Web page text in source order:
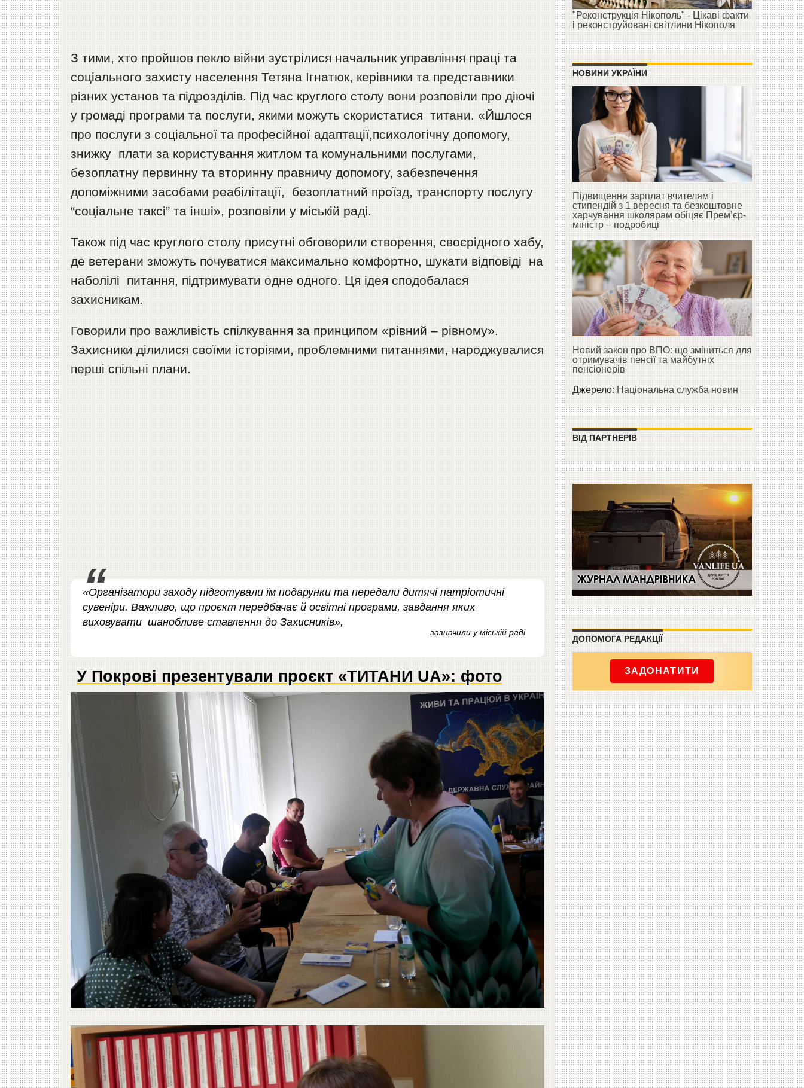
З тими, хто пройшов пекло війни зустрілися начальник управління праці та
соціального захисту населення Тетяна Ігнатюк, керівники та представники
різних установ та підрозділів. Під час круглого столу вони розповіли про діючі
у громаді програми та послуги, якими можуть скористатися титани. «Йшлося
про послуги з соціальної та професійної адаптації,психологічну допомогу,
знижку плати за користування житлом та комунальними послугами,
безоплатну первинну та вторинну правничу допомогу, забезпечення
допоміжними засобами реабілітації, безоплатний проїзд, транспорту послугу
“соціальне таксі” та інші», розповіли у міській раді.
Також під час круглого столу присутні обговорили створення, своєрідного хабу,
де ветерани зможуть почуватися максимально комфортно, шукати відповіді на
наболілі питання, підтримувати одне одного. Ця ідея сподобалася
захисникам.
Говорили про важливість спілкування за принципом «рівний – рівному».
Захисники ділилися своїми історіями, проблемними питаннями, народжувалися
перші спільні плани.
«Організатори заходу підготували їм подарунки та передали дитячі патріотичні
сувеніри. Важливо, що проєкт передбачає й освітні програми, завдання яких
виховувати шанобливе ставлення до Захисників»,
зазначили у міській раді.
У Покрові презентували проєкт «ТИТАНИ UA»: фото
"Реконструкція Нікополь" - Цікаві факти
і реконструйовані світлини Нікополя
НОВИНИ УКРАЇНИ
Підвищення зарплат вчителям і
стипендій з 1 вересня та безкоштовне
харчування школярам обіцяє Прем’єр-
міністр – подробиці
Новий закон про ВПО: що зміниться для
отримувачів пенсії та майбутніх
пенсіонерів
Джерело:Національна служба новин
ВІД ПАРТНЕРІВ
ДОПОМОГА РЕДАКЦІЇ
ЗАДОНАТИТИ